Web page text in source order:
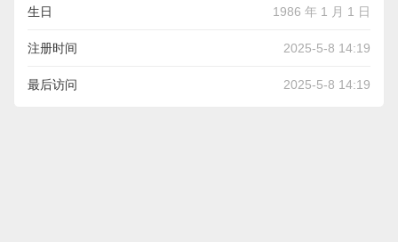
生日 1986 年 1 月 1 日
注册时间 2025-5-8 14:19
最后访问 2025-5-8 14:19